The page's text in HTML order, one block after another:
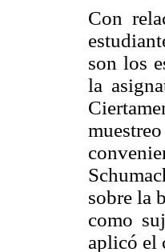
Con
son los
la
sobre la
como
aplicó el